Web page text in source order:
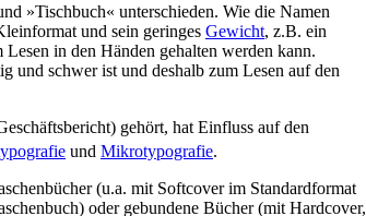
»Tischbuch« unterschieden. Wie die Namen
und sein geringes Gewicht, z.B. ein
in den Händen gehalten werden kann.
und schwer ist und deshalb zum Lesen auf den
gehört, hat Einfluss auf den
und Mikrotypografie.
(u.a. mit Softcover im Standardformat
oder gebundene Bücher (mit Hardcover,